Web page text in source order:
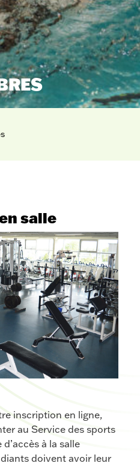
salle
inscription en ligne,
au Service des sports
à la salle
doivent avoir leur